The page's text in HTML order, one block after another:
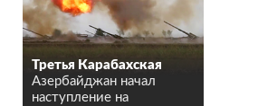
Третья Карабахская
Азербайджан начал
наступление на